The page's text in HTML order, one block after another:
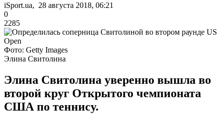
iSport.ua, 28 августа 2018, 06:21
0
2285
Фото: Getty Images
Элина Свитолина
Элина Свитолина уверенно вышла во
второй круг Открытого чемпионата
США по теннису.